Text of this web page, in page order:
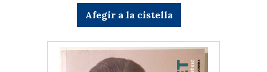
Afegir a la cistella